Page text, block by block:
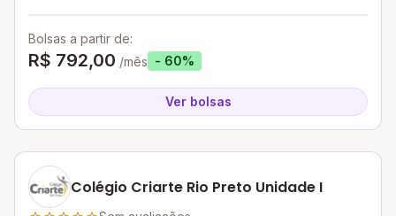
Bolsas a partir de:
R$ 792,00 /mês - 60%
Ver bolsas
Colégio Criarte Rio Preto Unidade I